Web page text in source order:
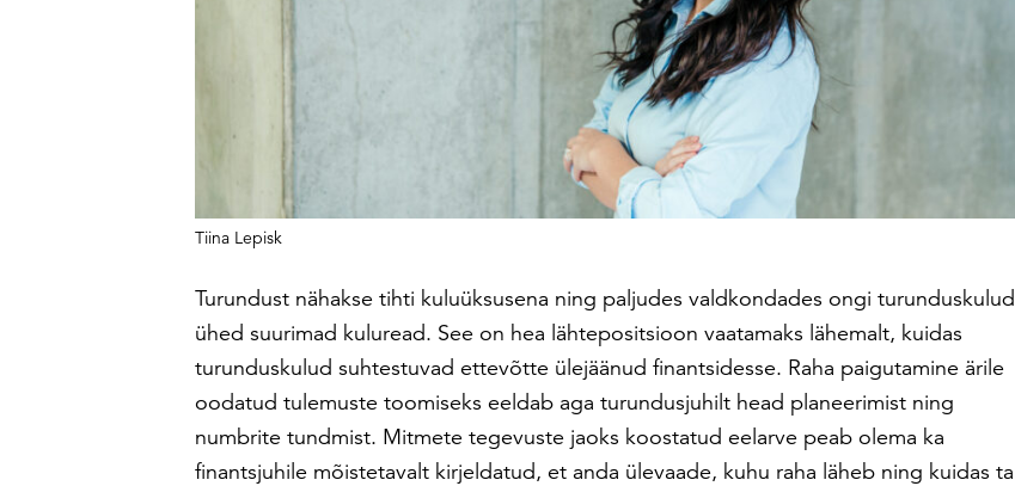
Tiina Lepisk
Turundust nähakse tihti kuluüksusena ning paljudes valdkondades ongi turunduskulud
ühed suurimad kuluread. See on hea lähtepositsioon vaatamaks lähemalt, kuidas
turunduskulud suhtestuvad ettevõtte ülejäänud finantsidesse. Raha paigutamine ärile
oodatud tulemuste toomiseks eeldab aga turundusjuhilt head planeerimist ning
numbrite tundmist. Mitmete tegevuste jaoks koostatud eelarve peab olema ka
finantsjuhile mõistetavalt kirjeldatud, et anda ülevaade, kuhu raha läheb ning kuidas ta